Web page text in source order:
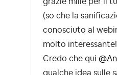
grazie mille per il
(so che la
conosciuto al
molto
Credo che qui
qualche idea sulle